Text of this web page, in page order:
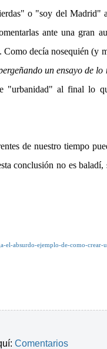
o "soy del Madrid"
ante una gran
decía nosequién (y
un ensayo de
"urbanidad" al final lo
de nuestro tiempo
conclusión no es
el-absurdo-ejemplo-de-como-crear-
Comentarios